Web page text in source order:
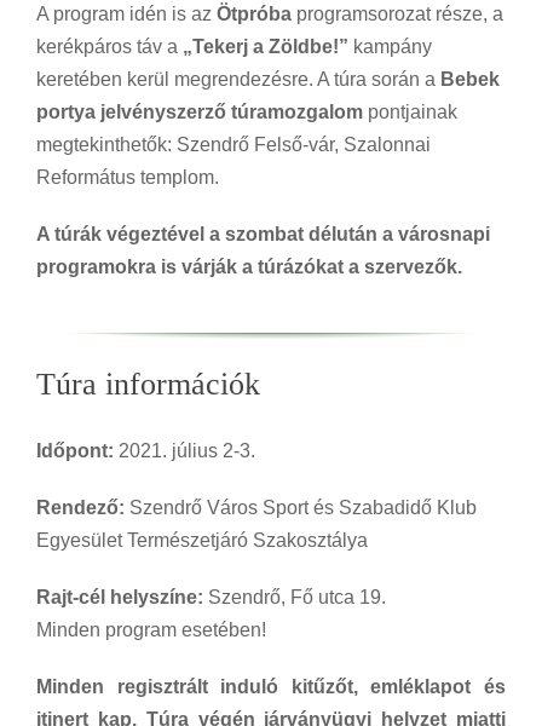
A program idén is az Ötpróba programsorozat része, a
kerékpáros táv a „Tekerj a Zöldbe!” kampány
keretében kerül megrendezésre. A túra során a Bebek
portya jelvényszerző túramozgalom pontjainak
megtekinthetők: Szendrő Felső-vár, Szalonnai
Református templom.
A túrák végeztével a szombat délután a városnapi
programokra is várják a túrázókat a szervezők.
Túra információk
Időpont: 2021. július 2-3.
Rendező: Szendrő Város Sport és Szabadidő Klub
Egyesület Természetjáró Szakosztálya
Rajt-cél helyszíne: Szendrő, Fő utca 19.
Minden program esetében!
Minden regisztrált induló kitűzőt, emléklapot és
itinert kap. Túra végén járványügyi helyzet miatti